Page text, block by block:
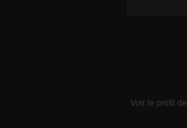
Voir le profil de